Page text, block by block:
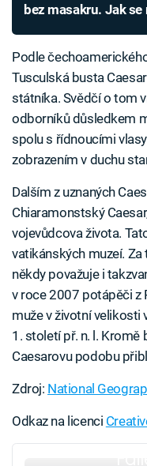
bez masakru. Jak
Podle
Tusculská busta
státníka. Svědčí o tom
odborníků důsledkem
spolu s řídnoucími
zobrazením v duchu
Dalším z uznaných
Chiaramonstský
vojevůdcova života.
vatikánských muzeí.
někdy považuje i
v roce 2007 potápěči z
muže v životní velikosti
1. století př. n. l.
Caesarovu podobu
Zdroj: National
Odkaz na licenci